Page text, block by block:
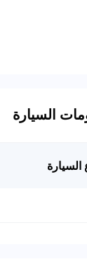
السيارة
السيارة